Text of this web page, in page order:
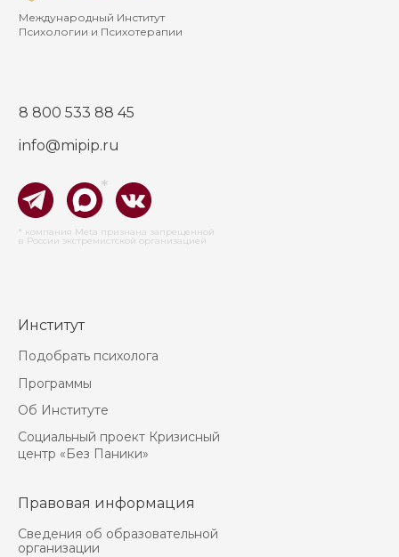
Международный Институт
Психологии и Психотерапии
Об Институте
8 800 533 88 45
info@mipip.ru
Подобрать психолога
Сведения об образовательной
организации
Правовая информация
Институт
Программы
Социальный проект Кризисный
центр «Без Паники»
*
* компания Meta признана запрещенной
в России экстремистской организацией